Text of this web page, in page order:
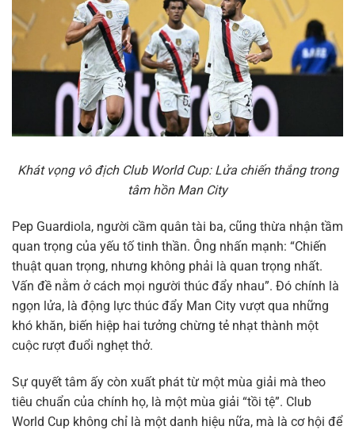
Khát vọng vô địch Club World Cup: Lửa chiến thắng trong
tâm hồn Man City
Pep Guardiola, người cầm quân tài ba, cũng thừa nhận tầm
quan trọng của yếu tố tinh thần. Ông nhấn mạnh: “Chiến
thuật quan trọng, nhưng không phải là quan trọng nhất.
Vấn đề nằm ở cách mọi người thúc đẩy nhau”. Đó chính là
ngọn lửa, là động lực thúc đẩy Man City vượt qua những
khó khăn, biến hiệp hai tưởng chừng tẻ nhạt thành một
cuộc rượt đuổi nghẹt thở.
Sự quyết tâm ấy còn xuất phát từ một mùa giải mà theo
tiêu chuẩn của chính họ, là một mùa giải “tồi tệ”. Club
World Cup không chỉ là một danh hiệu nữa, mà là cơ hội để